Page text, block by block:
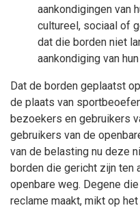
aankondigingen van
cultureel, sociaal of
dat die borden niet
aankondiging van
Dat de borden geplaatst
de plaats van
bezoekers en gebruikers
gebruikers van de
van de belasting nu deze
borden die gericht zijn ten
openbare weg. Degene
reclame maakt, mikt op